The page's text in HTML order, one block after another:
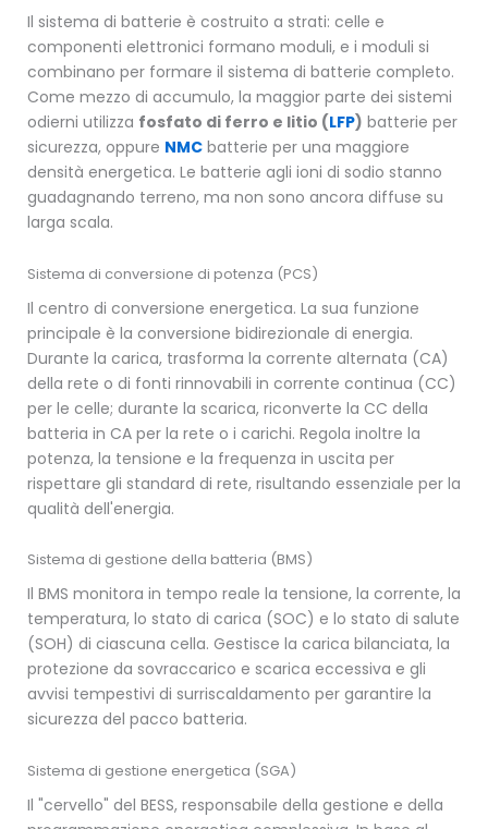
Il sistema di batterie è costruito a strati: celle e
componenti elettronici formano moduli, e i moduli si
combinano per formare il sistema di batterie completo.
Come mezzo di accumulo, la maggior parte dei sistemi
odierni utilizza fosfato di ferro e litio (LFP) batterie per
sicurezza, oppure NMC batterie per una maggiore
densità energetica. Le batterie agli ioni di sodio stanno
guadagnando terreno, ma non sono ancora diffuse su
larga scala.
Sistema di conversione di potenza (PCS)
Il centro di conversione energetica. La sua funzione
principale è la conversione bidirezionale di energia.
Durante la carica, trasforma la corrente alternata (CA)
della rete o di fonti rinnovabili in corrente continua (CC)
per le celle; durante la scarica, riconverte la CC della
batteria in CA per la rete o i carichi. Regola inoltre la
potenza, la tensione e la frequenza in uscita per
rispettare gli standard di rete, risultando essenziale per la
qualità dell'energia.
Sistema di gestione della batteria (BMS)
Il BMS monitora in tempo reale la tensione, la corrente, la
temperatura, lo stato di carica (SOC) e lo stato di salute
(SOH) di ciascuna cella. Gestisce la carica bilanciata, la
protezione da sovraccarico e scarica eccessiva e gli
avvisi tempestivi di surriscaldamento per garantire la
sicurezza del pacco batteria.
Sistema di gestione energetica (SGA)
Il "cervello" del BESS, responsabile della gestione e della